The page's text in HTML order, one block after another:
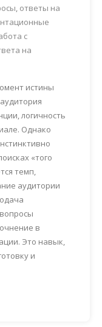
, ответы на
с
на
истины
логичность
Однако
«того
темп,
аудитории
в
Это навык,
и